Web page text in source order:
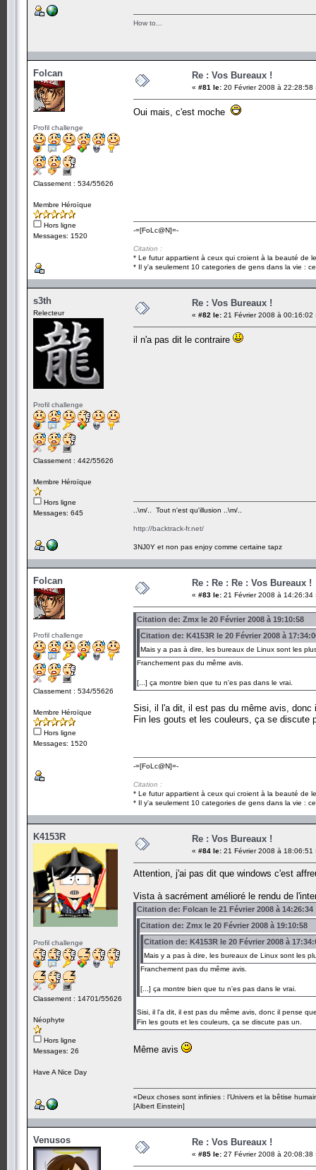
How to...
Folcan
Profil challenge
Classement : 534/55626
Membre Héroïque
Hors ligne
Messages: 1520
Re : Vos Bureaux !
« #81 le: 20 Février 2008 à 22:28:58
Oui mais, c'est moche
-=[FoLc@N]=-
Citation :
* Le futur appartient à ceux qui croient à la beauté de
* Il y'a seulement 10 categories de gens dans la vie :
s3th
Relecteur
Profil challenge
Classement : 442/55626
Membre Héroïque
Hors ligne
Messages: 645
Re : Vos Bureaux !
« #82 le: 21 Février 2008 à 00:16:02
il n'a pas dit le contraire
..\m/.. Tout n'est qu'illusion ..\m/..
http://backtrack-fr.net/
3NJ0Y et non pas enjoy comme certaine tapz
Folcan
Profil challenge
Classement : 534/55626
Membre Héroïque
Hors ligne
Messages: 1520
Re : Re : Re : Vos Bureaux !
« #83 le: 21 Février 2008 à 14:26:34
Citation de: Zmx le 20 Février 2008 à 19:10:58
Citation de: K4153R le 20 Février 2008 à
Mais y a pas à dire, les bureaux de Linux sont les
Franchement pas du même avis.
[...] ça montre bien que tu n'es pas dans le vrai.
Sisi, il l'a dit, il est pas du même avis, donc
Fin les gouts et les couleurs, ça se discute
-=[FoLc@N]=-
Citation :
* Le futur appartient à ceux qui croient à la beauté de
* Il y'a seulement 10 categories de gens dans la vie :
K4153R
Profil challenge
Classement : 14701/55626
Néophyte
Hors ligne
Messages: 26
Have A Nice Day
Re : Vos Bureaux !
« #84 le: 21 Février 2008 à 18:06:51
Attention, j'ai pas dit que windows c'est
Vista à sacrément amélioré le rendu de
Citation de: Folcan le 21 Février 2008 à 14:26:34
Citation de: Zmx le 20 Février 2008 à 19:10:58
Citation de: K4153R le 20 Février 2008 à
Mais y a pas à dire, les bureaux de Linux sont les
Franchement pas du même avis.
[...] ça montre bien que tu n'es pas dans le vrai.
Sisi, il l'a dit, il est pas du même avis, donc il pense
Fin les gouts et les couleurs, ça se discute pas un.
Même avis
«Deux choses sont infinies : l'Univers et la bêtise
[Albert Einstein]
Venusos Re : Vos Bureaux !
« #85 le: 27 Février 2008 à 20:08:38